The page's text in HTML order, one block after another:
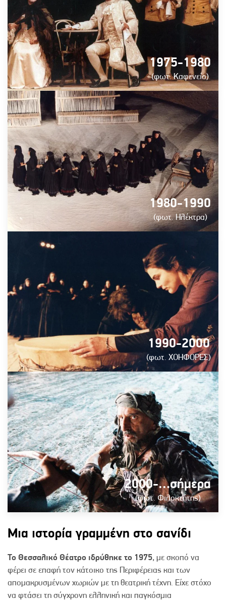
1975-1980
(φωτ. Καφενείο)
1980-1990
(φωτ. Ηλέκτρα)
1990-2000
(φωτ. ΧΟΗΦΟΡΕΣ)
2000-…σήμερα
(φωτ. Φιλοκτήτης)
Μια ιστορία γραμμένη στο σανίδι
Το Θεσσαλικό Θέατρο ιδρύθηκε το 1975, με σκοπό να
φέρει σε επαφή τον κάτοικο της Περιφέρειας και των
απομακρυσμένων χωριών με τη θεατρική τέχνη. Είχε στόχο
να φτάσει τη σύγχρονη ελληνική και παγκόσμια